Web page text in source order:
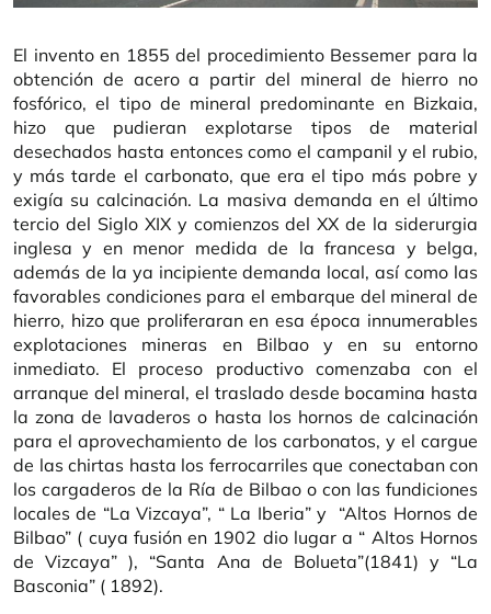
El invento en 1855 del procedimiento Bessemer para la
obtención de acero a partir del mineral de hierro no
fosfórico, el tipo de mineral predominante en Bizkaia,
hizo que pudieran explotarse tipos de material
desechados hasta entonces como el campanil y el rubio,
y más tarde el carbonato, que era el tipo más pobre y
exigía su calcinación. La masiva demanda en el último
tercio del Siglo XIX y comienzos del XX de la siderurgia
inglesa y en menor medida de la francesa y belga,
además de la ya incipiente demanda local, así como las
favorables condiciones para el embarque del mineral de
hierro, hizo que proliferaran en esa época innumerables
explotaciones mineras en Bilbao y en su entorno
inmediato. El proceso productivo comenzaba con el
arranque del mineral, el traslado desde bocamina hasta
la zona de lavaderos o hasta los hornos de calcinación
para el aprovechamiento de los carbonatos, y el cargue
de las chirtas hasta los ferrocarriles que conectaban con
los cargaderos de la Ría de Bilbao o con las fundiciones
locales de “La Vizcaya”, “ La Iberia” y “Altos Hornos de
Bilbao” ( cuya fusión en 1902 dio lugar a “ Altos Hornos
de Vizcaya” ), “Santa Ana de Bolueta”(1841) y “La
Basconia” ( 1892).